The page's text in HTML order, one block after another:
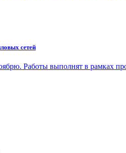
сетей
Работы выполнят в рамках